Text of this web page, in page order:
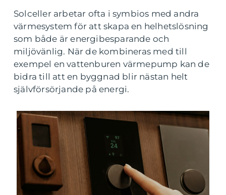
Solceller arbetar ofta i symbios med andra
värmesystem för att skapa en helhetslösning
som både är energibesparande och
miljövänlig. När de kombineras med till
exempel en vattenburen värmepump kan de
bidra till att en byggnad blir nästan helt
självförsörjande på energi.